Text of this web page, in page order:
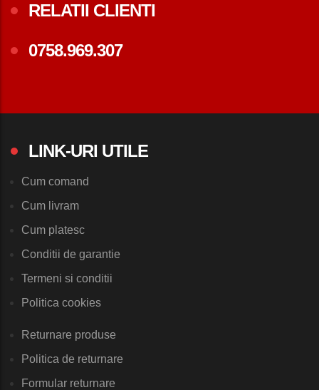
RELATII CLIENTI
0758.969.307
LINK-URI UTILE
Cum comand
Cum livram
Cum platesc
Conditii de garantie
Termeni si conditii
Politica cookies
Returnare produse
Politica de returnare
Formular returnare